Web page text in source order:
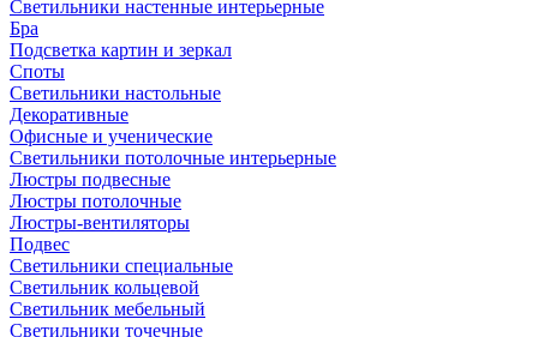
Светильники настенные интерьерные
Бра
Подсветка картин и зеркал
Споты
Светильники настольные
Декоративные
Офисные и ученические
Светильники потолочные интерьерные
Люстры подвесные
Люстры потолочные
Люстры-вентиляторы
Подвес
Светильники специальные
Светильник кольцевой
Светильник мебельный
Светильники точечные